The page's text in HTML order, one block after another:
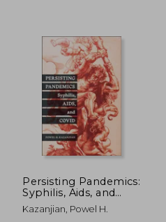
Persisting Pandemics:
Syphilis, Aids, and
Covid (en Inglés)
Kazanjian, Powel H.